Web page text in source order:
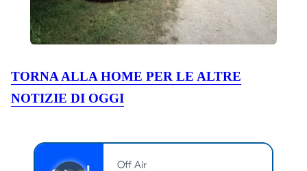
TORNA ALLA HOME PER LE ALTRE
NOTIZIE DI OGGI